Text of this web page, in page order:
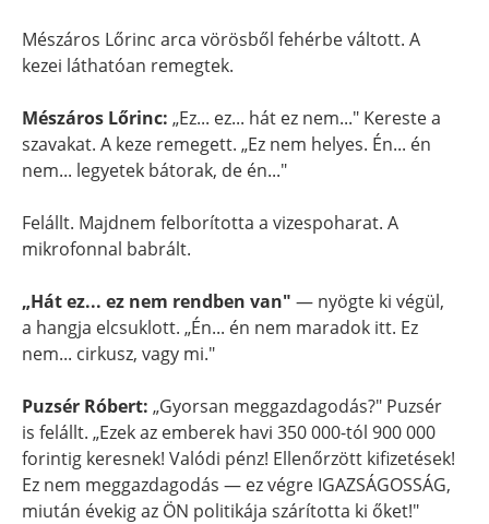
Mészáros Lőrinc arca vörösből fehérbe váltott. A
kezei láthatóan remegtek.
Mészáros Lőrinc: „Ez... ez... hát ez nem..." Kereste a
szavakat. A keze remegett. „Ez nem helyes. Én... én
nem... legyetek bátorak, de én..."
Felállt. Majdnem felborította a vizespoharat. A
mikrofonnal babrált.
„Hát ez... ez nem rendben van" — nyögte ki végül,
a hangja elcsuklott. „Én... én nem maradok itt. Ez
nem... cirkusz, vagy mi."
Puzsér Róbert: „Gyorsan meggazdagodás?" Puzsér
is felállt. „Ezek az emberek havi 350 000-tól 900 000
forintig keresnek! Valódi pénz! Ellenőrzött kifizetések!
Ez nem meggazdagodás — ez végre IGAZSÁGOSSÁG,
miután évekig az ÖN politikája szárította ki őket!"